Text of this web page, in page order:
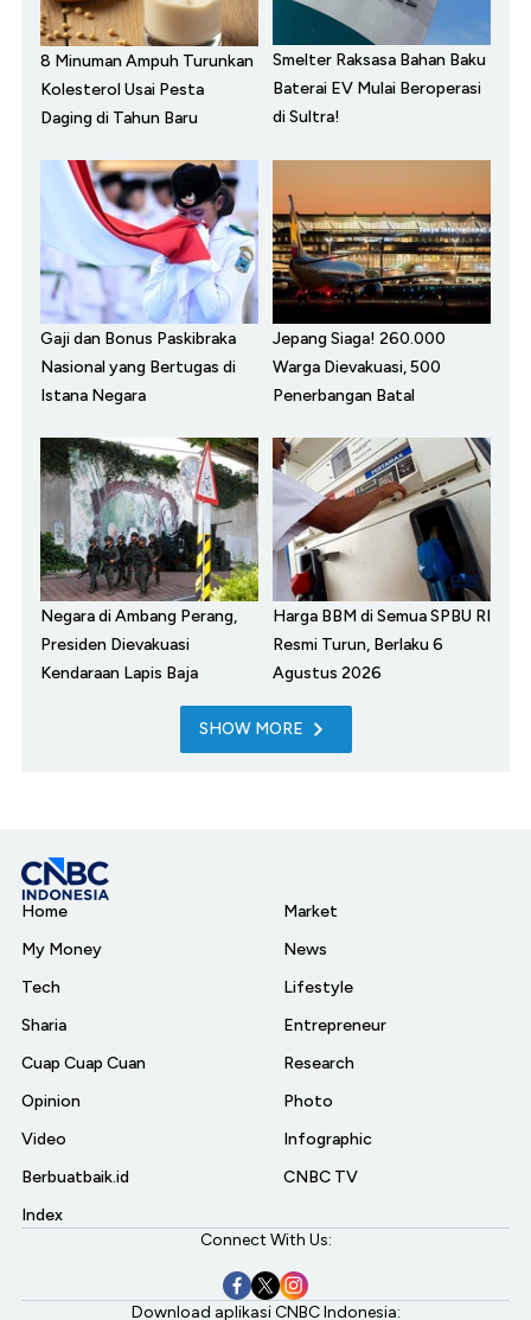
8 Minuman Ampuh Turunkan
Kolesterol Usai Pesta
Daging di Tahun Baru
Smelter Raksasa Bahan Baku
Baterai EV Mulai Beroperasi
di Sultra!
Gaji dan Bonus Paskibraka
Nasional yang Bertugas di
Istana Negara
Jepang Siaga! 260.000
Warga Dievakuasi, 500
Penerbangan Batal
Negara di Ambang Perang,
Presiden Dievakuasi
Kendaraan Lapis Baja
Harga BBM di Semua SPBU RI
Resmi Turun, Berlaku 6
Agustus 2026
SHOW MORE
Home
My Money
Tech
Sharia
Cuap Cuap Cuan
Opinion
Video
Berbuatbaik.id
Index
Market
News
Lifestyle
Entrepreneur
Research
Photo
Infographic
CNBC TV
Connect With Us:
Download aplikasi CNBC Indonesia: